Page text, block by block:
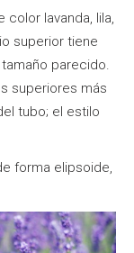
color lavanda, lila,
superior tiene
parecido.
superiores más
tubo; el estilo
forma elipsoide,